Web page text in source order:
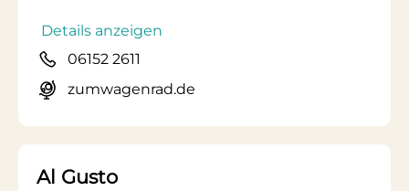
Details anzeigen
06152 2611
zumwagenrad.de
Al Gusto